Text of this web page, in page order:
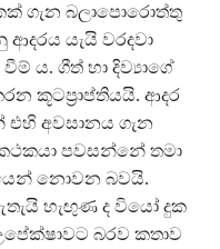
ගැන බලාපොරොත්තු
යැයි වරදවා
ය. ගීත් හා දිව්‍යාගේ
කූටප‍්‍රාප්තියයි. ආදර
අවසානය ගැන
පවසන්නේ තමා
නොවන බවයි.
හැඟුණ ද වියෝ දුක
බරව කතාව